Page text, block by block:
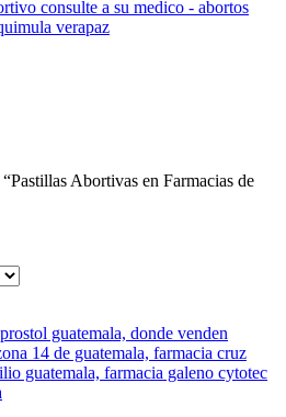
Abortivas en Farmacias de